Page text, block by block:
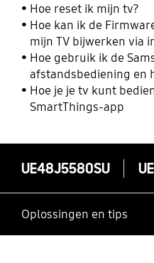
Hoe reset ik mijn tv?
Hoe kan ik de
mijn TV bijwerken via
Hoe gebruik ik de
afstandsbediening en
Hoe je je tv kunt
SmartThings-app
UE48J5580SU
Oplossingen en tips